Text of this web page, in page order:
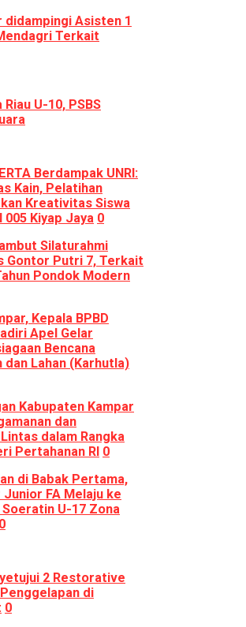
didampingi Asisten 1
Terkait
U-10, PSBS
Berdampak UNRI:
Kain, Pelatihan
Kreativitas Siswa
005 Kiyap Jaya 0
Silaturahmi
Gontor Putri 7, Terkait
Pondok Modern
Kepala BPBD
Apel Gelar
Bencana
dan Lahan (Karhutla)
Kabupaten Kampar
dan
dalam Rangka
Pertahanan RI 0
di Babak Pertama,
FA Melaju ke
Soeratin U-17 Zona
0
2 Restorative
di
0